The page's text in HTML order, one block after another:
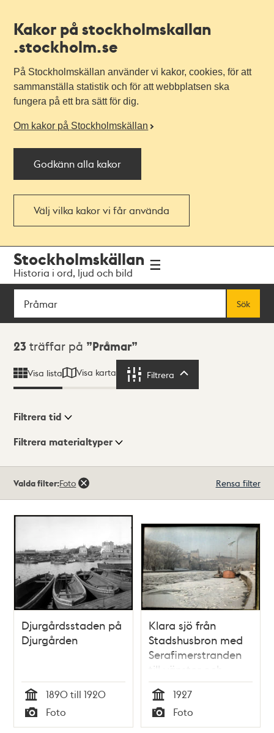
Kakor på stockholmskallan
.stockholm.se
På Stockholmskällan använder vi kakor, cookies, för att
sammanställa statistik och för att webbplatsen ska
fungera på ett bra sätt för dig.
Om kakor på Stockholmskällan
Godkänn alla kakor
Välj vilka kakor vi får använda
navigationen
huvudinnehållet
Stockholmskällan
Historia i ord, ljud och bild
Sök
Sök
Sökresultat
23 träffar på Pråmar
Visa lista Visa karta Filtrera
Visningsläge
Filtrera tid
Filtrera materialtyper
träffar
Valda filter:Foto Rensa filter
Djurgårdsstaden på
Djurgården
Tid
1890 till 1920
Typ
Foto
Klara sjö från
Stadshusbron med
Serafimerstranden
till vänster och
Bolinders fabriker i
bakgrunden,
Tid
1927
Typ
Foto